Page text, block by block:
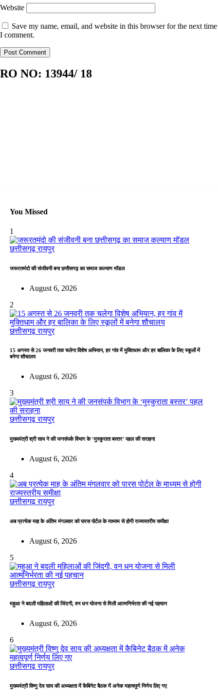
Website
Save my name, email, and website in this browser for the next time
I comment.
RO NO: 13944/ 18
You Missed
1
छत्तीसगढ़रायपुर
जरूरतमंदो की संजीवनी बना छत्तीसगढ़ का समाज कल्याण मॉडल
August 6, 2026
2
छत्तीसगढ़रायपुर
15 अगस्त से 26 जनवरी तक चलेगा विशेष अभियान, हर गांव में मुक्तिधाम और हर बालिका के लिए स्कूलों में
बनेगा शौचालय
August 6, 2026
3
छत्तीसगढ़रायपुर
मुख्यमंत्री श्री साय ने की जनसंपर्क विभाग के ‘मुस्कुराता बस्तर’ पहल की सराहना
August 6, 2026
4
छत्तीसगढ़रायपुर
अब प्रत्येक माह के अंतिम मंगलवार को पारस पोर्टल के माध्यम से होगी राज्यस्तरीय समीक्षा
August 6, 2026
5
छत्तीसगढ़रायपुर
महुआ ने बदली महिलाओं की जिंदगी, वन धन योजना से मिली आत्मनिर्भरता की नई पहचान
August 6, 2026
6
छत्तीसगढ़रायपुर
मुख्यमंत्री विष्णु देव साय की अध्यक्षता में कैबिनेट बैठक में अनेक महत्वपूर्ण निर्णय लिए गए